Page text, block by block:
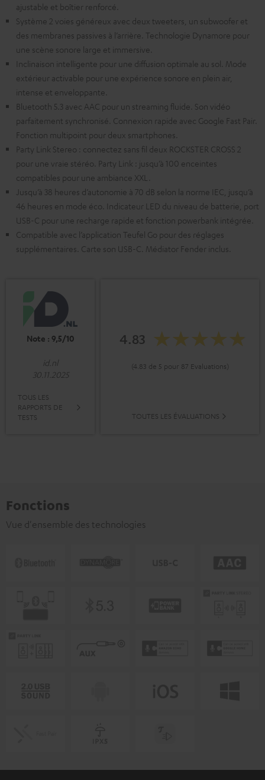
ajustable et boîtier renforcé.
Système 2 voies généreux avec deux tweeters, un subwoofer et
des membranes passives à l’arrière. Technologie Dynamore pour
une scène sonore large et immersive.
Inclinaison intelligente pour une diffusion optimale au sol. Mode
extérieur activable pour une expérience sonore en plein air,
intense et enveloppante.
Bluetooth 5.3 avec AAC pour un streaming fluide. Son vidéo
parfaitement synchronisé. Connexion rapide avec Google Fast Pair.
Fonction multipoint pour deux smartphones.
Party Link Stereo : connectez sans fil deux ROCKSTER CROSS 2
pour une vraie stéréo. Party Link : jusqu’à 100 enceintes
compatibles pour une ambiance XXL.
Jusqu’à 38 heures d’autonomie à 70 dB selon la norme IEC, jusqu’à
46 heures en mode éco. Indicateur LED du niveau de batterie, port
USB-C pour une recharge rapide et fonction powerbank intégrée.
Compatible avec l’application Teufel Go pour des réglages
supplémentaires. Carte son USB-C. Médiator Fender inclus.
Note : 9,5/10
id.nl
30.11.2025
TOUS LES
RAPPORTS DE
TESTS
4.83
(4.83 de 5 pour 87 Evaluations)
TOUTES LES ÉVALUATIONS
Fonctions
Vue d'ensemble des technologies